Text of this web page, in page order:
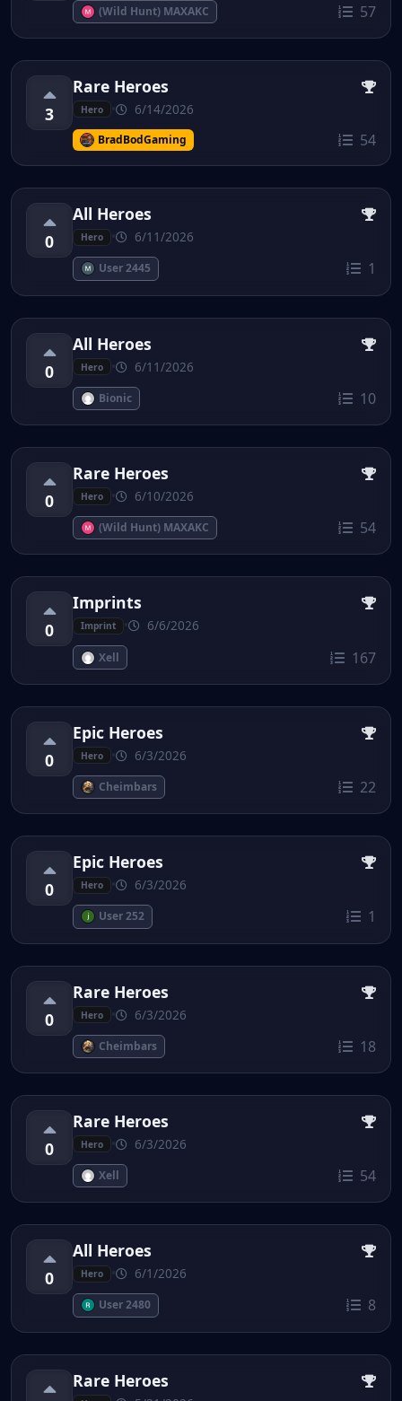
(Wild Hunt) MAXAKC 57
3
Rare Heroes
Hero 6/14/2026
BradBodGaming 54
0
All Heroes
Hero 6/11/2026
User 2445 1
0
All Heroes
Hero 6/11/2026
Bionic 10
0
Rare Heroes
Hero 6/10/2026
(Wild Hunt) MAXAKC 54
0
Imprints
Imprint 6/6/2026
Xell 167
0
Epic Heroes
Hero 6/3/2026
Cheimbars 22
0
Epic Heroes
Hero 6/3/2026
User 252 1
0
Rare Heroes
Hero 6/3/2026
Cheimbars 18
0
Rare Heroes
Hero 6/3/2026
Xell 54
0
All Heroes
Hero 6/1/2026
User 2480 8
Rare Heroes